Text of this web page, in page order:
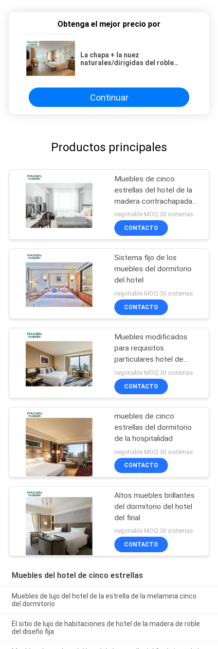
Obtenga el mejor precio por
La chapa + la nuez
naturales/dirigidas del roble
Continuar
Productos principales
Muebles de cinco
estrellas del hotel de la
madera contrachapada
del grado E1
negotiable MOQ:30 sistemas
CONTACTO
Sistema fijo de los
muebles del dormitorio
del hotel
negotiable MOQ:30 sistemas
CONTACTO
Muebles modificados
para requisitos
particulares hotel de
Westin
negotiable MOQ:30 sistemas
CONTACTO
muebles de cinco
estrellas del dormitorio
de la hospitalidad
negotiable MOQ:30 sistemas
CONTACTO
Altos muebles brillantes
del dormitorio del hotel
del final
negotiable MOQ:30 sistemas
CONTACTO
Muebles del hotel de cinco estrellas
Muebles de lujo del hotel de la estrella de la melamina cinco
del dormitorio
El sitio de lujo de habitaciones de hotel de la madera de roble
del diseño fija